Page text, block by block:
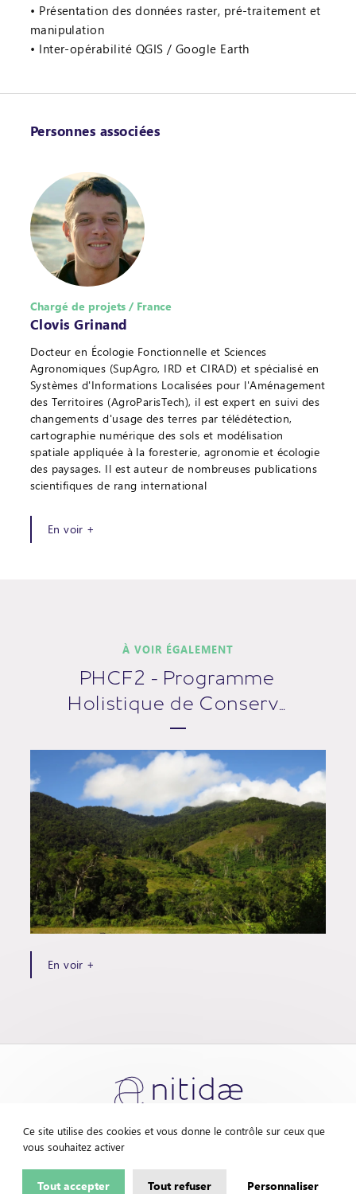
Présentation des données raster, pré-traitement et
manipulation
Inter-opérabilité QGIS / Google Earth
Personnes associées
Chargé de projets / France
Clovis Grinand
Docteur en Écologie Fonctionnelle et Sciences
Agronomiques (SupAgro, IRD et CIRAD) et spécialisé en
Systèmes d'Informations Localisées pour l'Aménagement
des Territoires (AgroParisTech), il est expert en suivi des
changements d'usage des terres par télédétection,
cartographie numérique des sols et modélisation
spatiale appliquée à la foresterie, agronomie et écologie
des paysages. Il est auteur de nombreuses publications
scientifiques de rang international
En voir +
À VOIR ÉGALEMENT
PHCF2 - Programme
Holistique de Conserv…
En voir +
Contactez-nous Mentions légales
Ce site utilise des cookies et vous donne le contrôle sur ceux que
vous souhaitez activer
Tout accepter Tout refuser Personnaliser